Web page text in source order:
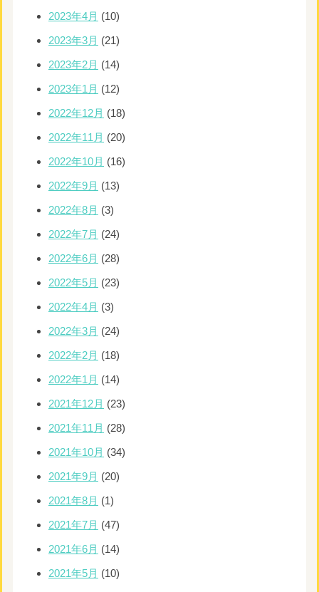
2023年4月 (10)
2023年3月 (21)
2023年2月 (14)
2023年1月 (12)
2022年12月 (18)
2022年11月 (20)
2022年10月 (16)
2022年9月 (13)
2022年8月 (3)
2022年7月 (24)
2022年6月 (28)
2022年5月 (23)
2022年4月 (3)
2022年3月 (24)
2022年2月 (18)
2022年1月 (14)
2021年12月 (23)
2021年11月 (28)
2021年10月 (34)
2021年9月 (20)
2021年8月 (1)
2021年7月 (47)
2021年6月 (14)
2021年5月 (10)